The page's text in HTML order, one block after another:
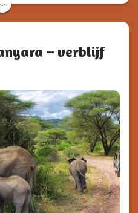
– verblijf